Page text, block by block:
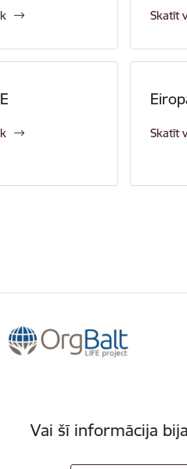
Skatīt
Skatīt
Vai šī informācija